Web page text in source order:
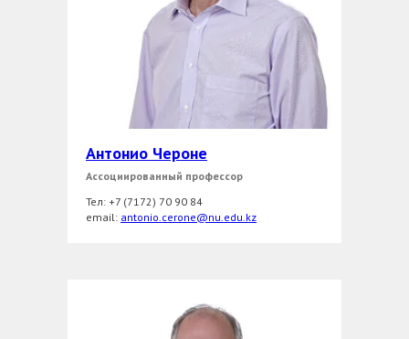
Антонио Чероне
Ассоциированный профессор
Тел: +7 (7172) 70 90 84
еmail: antonio.cerone@nu.edu.kz